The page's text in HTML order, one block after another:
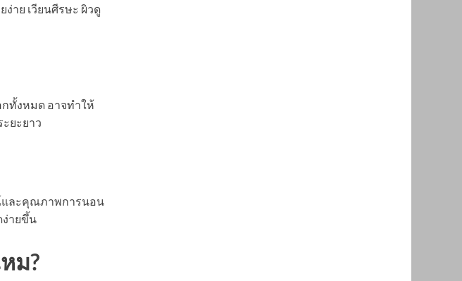
าย เวียนศีรษะ ผิวดู
ทั้งหมด อาจทำให้
ยะยาว
และคุณภาพการนอน
ง่ายขึ้น
ม?